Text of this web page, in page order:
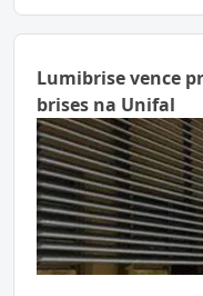
Lumibrise vence
brises na Unifal